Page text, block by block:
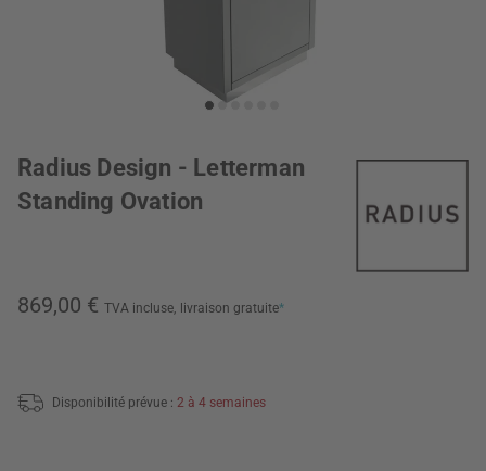
Radius Design - Letterman
Standing Ovation
869,00 € TVA incluse, livraison gratuite*
Disponibilité prévue : 2 à 4 semaines